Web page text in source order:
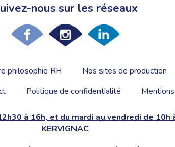
nous sur les réseaux
philosophie RH Nos sites de production
Politique de confidentialité
à 16h, et du mardi au vendredi de 10h
KERVIGNAC